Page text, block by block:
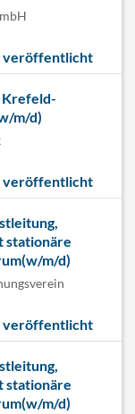
veröffentlicht
Krefeld-
m/d)
veröffentlicht
stationäre
m/d)
veröffentlicht
stationäre
m/d)